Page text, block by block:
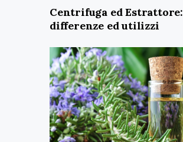
Centrifuga ed Estrattore:
differenze ed utilizzi